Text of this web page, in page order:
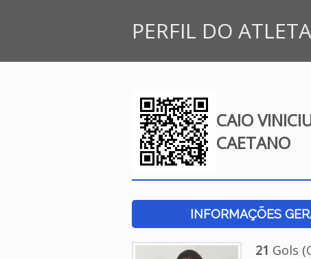
PERFIL DO ATLETA
CAIO
CAETANO
INFORMAÇÕES
21 Gols